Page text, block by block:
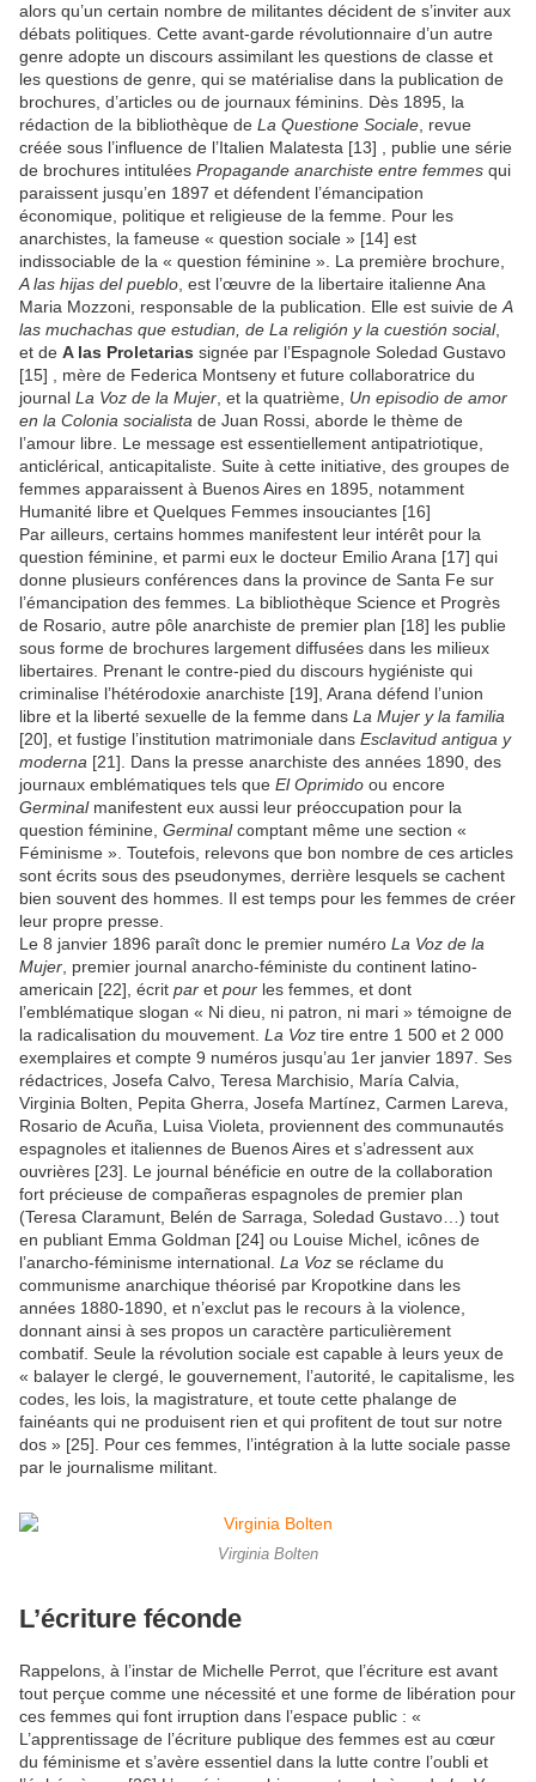
alors qu’un certain nombre de militantes décident de s’inviter aux
débats politiques. Cette avant-garde révolutionnaire d’un autre
genre adopte un discours assimilant les questions de classe et
les questions de genre, qui se matérialise dans la publication de
brochures, d’articles ou de journaux féminins. Dès 1895, la
rédaction de la bibliothèque de La Questione Sociale , revue
créée sous l’influence de l’Italien Malatesta [13] , publie une série
de brochures intitulées Propagande anarchiste entre femmes qui
paraissent jusqu’en 1897 et défendent l’émancipation
économique, politique et religieuse de la femme. Pour les
anarchistes, la fameuse « question sociale » [14] est
indissociable de la « question féminine ». La première brochure,
A las hijas del pueblo , est l’œuvre de la libertaire italienne Ana
Maria Mozzoni, responsable de la publication. Elle est suivie de A
las muchachas que estudian, de La religión y la cuestión social,
et de A las Proletarias signée par l’Espagnole Soledad Gustavo
[15] , mère de Federica Montseny et future collaboratrice du
journal La Voz de la Mujer , et la quatrième, Un episodio de amor
en la Colonia socialista de Juan Rossi, aborde le thème de
l’amour libre. Le message est essentiellement antipatriotique,
anticlérical, anticapitaliste. Suite à cette initiative, des groupes de
femmes apparaissent à Buenos Aires en 1895, notamment
Humanité libre et Quelques Femmes insouciantes [16]
Par ailleurs, certains hommes manifestent leur intérêt pour la
question féminine, et parmi eux le docteur Emilio Arana [17] qui
donne plusieurs conférences dans la province de Santa Fe sur
l’émancipation des femmes. La bibliothèque Science et Progrès
de Rosario, autre pôle anarchiste de premier plan [18] les publie
sous forme de brochures largement diffusées dans les milieux
libertaires. Prenant le contre-pied du discours hygiéniste qui
criminalise l’hétérodoxie anarchiste [19], Arana défend l’union
libre et la liberté sexuelle de la femme dans La Mujer y la familia
[20], et fustige l’institution matrimoniale dans Esclavitud antigua y
moderna [21]. Dans la presse anarchiste des années 1890, des
journaux emblématiques tels que El Oprimido ou encore
Germinalmanifestent eux aussi leur préoccupation pour la
question féminine, Germinalcomptant même une section «
Féminisme ». Toutefois, relevons que bon nombre de ces articles
sont écrits sous des pseudonymes, derrière lesquels se cachent
bien souvent des hommes. Il est temps pour les femmes de créer
leur propre presse.
Le 8 janvier 1896 paraît donc le premier numéro La Voz de la
Mujer , premier journal anarcho-féministe du continent latino-
americain [22], écrit par et pour les femmes, et dont
l’emblématique slogan « Ni dieu, ni patron, ni mari » témoigne de
la radicalisation du mouvement. La Voz tire entre 1 500 et 2 000
exemplaires et compte 9 numéros jusqu’au 1er janvier 1897. Ses
rédactrices, Josefa Calvo, Teresa Marchisio, María Calvia,
Virginia Bolten, Pepita Gherra, Josefa Martínez, Carmen Lareva,
Rosario de Acuña, Luisa Violeta, proviennent des communautés
espagnoles et italiennes de Buenos Aires et s’adressent aux
ouvrières [23]. Le journal bénéficie en outre de la collaboration
fort précieuse de compañeras espagnoles de premier plan
(Teresa Claramunt, Belén de Sarraga, Soledad Gustavo…) tout
en publiant Emma Goldman [24] ou Louise Michel, icônes de
l’anarcho-féminisme international. La Voz se réclame du
communisme anarchique théorisé par Kropotkine dans les
années 1880-1890, et n’exclut pas le recours à la violence,
donnant ainsi à ses propos un caractère particulièrement
combatif. Seule la révolution sociale est capable à leurs yeux de
« balayer le clergé, le gouvernement, l’autorité, le capitalisme, les
codes, les lois, la magistrature, et toute cette phalange de
fainéants qui ne produisent rien et qui profitent de tout sur notre
dos » [25]. Pour ces femmes, l’intégration à la lutte sociale passe
par le journalisme militant.
Virginia Bolten
L’écriture féconde
Rappelons, à l’instar de Michelle Perrot, que l’écriture est avant
tout perçue comme une nécessité et une forme de libération pour
ces femmes qui font irruption dans l’espace public : «
L’apprentissage de l’écriture publique des femmes est au cœur
du féminisme et s’avère essentiel dans la lutte contre l’oubli et